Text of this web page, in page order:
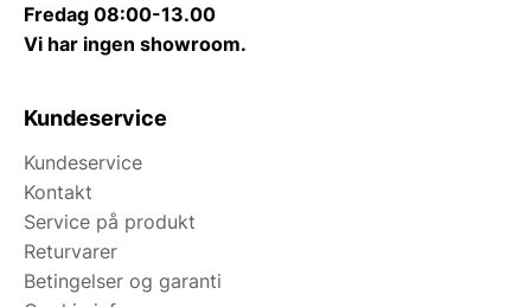
Fredag 08:00-13.00
Vi har ingen showroom.
Kundeservice
Kundeservice
Kontakt
Service på produkt
Returvarer
Betingelser og garanti